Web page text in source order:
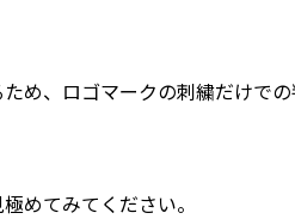
め、ロゴマークの刺繍だけで
めてみてください。